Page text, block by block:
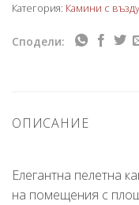
Категория: Камини с
Сподели:
ОПИСАНИЕ
Елегантна пелетна
на помещения с